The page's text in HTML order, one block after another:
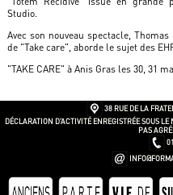
Studio.
Avec son nouveau spectacle,
de "Take care", aborde le sujet des
"TAKE CARE" à Anis Gras les 30, 31
38 RUE DE LA
DÉCLARATION D’ACTIVITÉ ENREGISTRÉE SOUS
PAS